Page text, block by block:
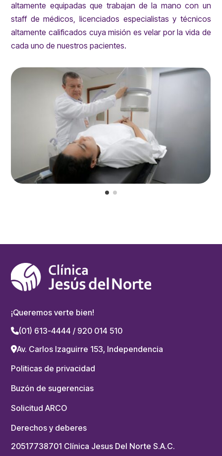
altamente equipadas que trabajan de la mano con un
staff de médicos, licenciados especialistas y técnicos
altamente calificados cuya misión es velar por la vida de
cada uno de nuestros pacientes.
¡Queremos verte bien!
(01) 613-4444 / 920 014 510
Av. Carlos Izaguirre 153, Independencia
Politicas de privacidad
Buzón de sugerencias
Solicitud ARCO
Derechos y deberes
20517738701 Clínica Jesus Del Norte S.A.C.